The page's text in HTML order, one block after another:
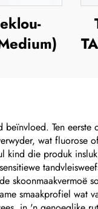
Ten
wat fluorose
kind die produk
skoonmaakvermoë
smaakprofiel wat